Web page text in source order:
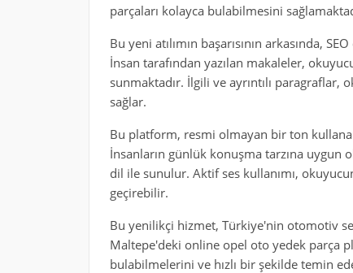
parçaları kolayca bulabilmesini
Bu yeni atılımın başarısının arkasında,
İnsan tarafından yazılan makaleler,
sunmaktadır. İlgili ve ayrıntılı paragraflar,
sağlar.
Bu platform, resmi olmayan bir ton
İnsanların günlük konuşma tarzına uygun
dil ile sunulur. Aktif ses kullanımı,
geçirebilir.
Bu yenilikçi hizmet, Türkiye'nin otomotiv
Maltepe'deki online opel oto yedek parça
bulabilmelerini ve hızlı bir şekilde temin